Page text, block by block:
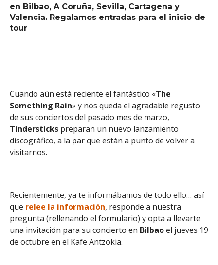
en Bilbao, A Coruña, Sevilla, Cartagena y
Valencia. Regalamos entradas para el inicio de
tour
Cuando aún está reciente el fantástico «The
Something Rain» y nos queda el agradable regusto
de sus conciertos del pasado mes de marzo,
Tinderstickspreparan un nuevo lanzamiento
discográfico, a la par que están a punto de volver a
visitarnos.
Recientemente, ya te informábamos de todo ello… así
que relee la información, responde a nuestra
pregunta (rellenando el formulario) y opta a llevarte
una invitación para su concierto en Bilbaoel jueves 19
de octubre en el Kafe Antzokia.